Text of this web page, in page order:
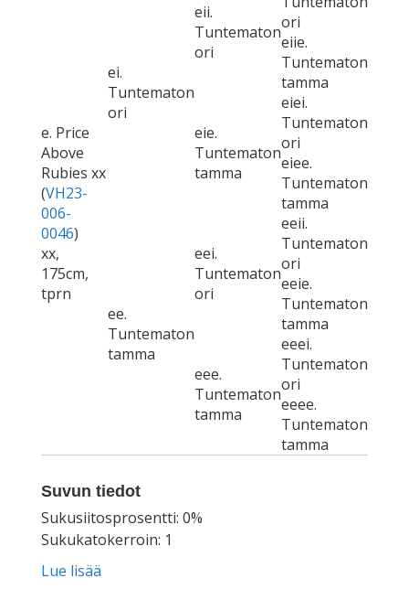
e. Price
Above
Rubies xx
(VH23-
006-
0046)
xx,
175cm,
tprn
ei.
Tuntematon
ori
eii.
Tuntematon
ori
ori
eiie.
Tuntematon
tamma
eie.
Tuntematon
tamma
eiei.
Tuntematon
ori
eiee.
Tuntematon
tamma
ee.
Tuntematon
tamma
eei.
Tuntematon
ori
eeii.
Tuntematon
ori
eeie.
Tuntematon
tamma
eee.
Tuntematon
tamma
eeei.
Tuntematon
ori
eeee.
Tuntematon
tamma
Suvun tiedot
Sukusiitosprosentti: 0%
Sukukatokerroin: 1
Lue lisää